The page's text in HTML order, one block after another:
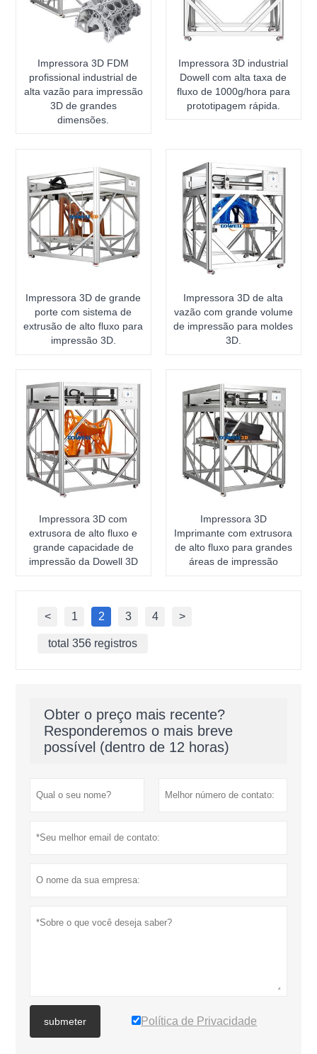
Impressora 3D FDM
profissional industrial de
alta vazão para impressão
3D de grandes
dimensões.
Impressora 3D industrial
Dowell com alta taxa de
fluxo de 1000g/hora para
prototipagem rápida.
Impressora 3D de grande
porte com sistema de
extrusão de alto fluxo para
impressão 3D.
Impressora 3D de alta
vazão com grande volume
de impressão para moldes
3D.
Impressora 3D com
extrusora de alto fluxo e
grande capacidade de
impressão da Dowell 3D
Impressora 3D
Imprimante com extrusora
de alto fluxo para grandes
áreas de impressão
< 1 2 3 4 >
total 356 registros
Obter o preço mais recente?
Responderemos o mais breve
possível (dentro de 12 horas)
submeter Política de Privacidade